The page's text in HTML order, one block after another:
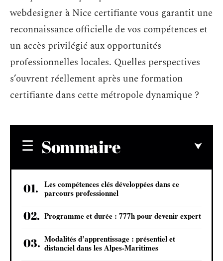
webdesigner à Nice certifiante vous garantit une
reconnaissance officielle de vos compétences et
un accès privilégié aux opportunités
professionnelles locales. Quelles perspectives
s’ouvrent réellement après une formation
certifiante dans cette métropole dynamique ?
Sommaire
Les compétences clés développées dans ce
parcours professionnel
Programme et durée : 777h pour devenir expert
Modalités d’apprentissage : présentiel et
distanciel dans les Alpes-Maritimes